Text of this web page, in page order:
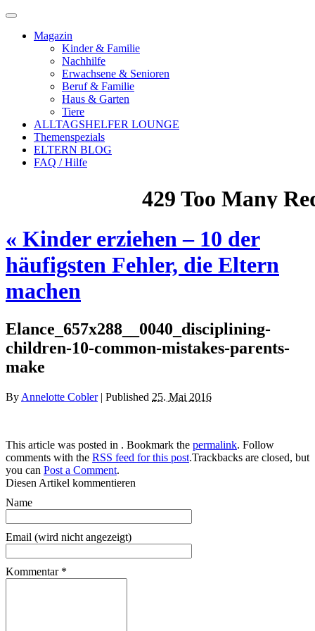
Magazin
Kinder & Familie
Nachhilfe
Erwachsene & Senioren
Beruf & Familie
Haus & Garten
Tiere
ALLTAGSHELFER LOUNGE
Themenspezials
ELTERN BLOG
FAQ / Hilfe
« Kinder erziehen – 10 der
häufigsten Fehler, die Eltern
machen
Elance_657x288__0040_disciplining-
children-10-common-mistakes-parents-
make
By Annelotte Cobler | Published 25. Mai 2016
This article was posted in . Bookmark the permalink. Follow
comments with the RSS feed for this post.Trackbacks are closed, but
you can Post a Comment.
Diesen Artikel kommentieren
Name
Email (wird nicht angezeigt)
Kommentar*